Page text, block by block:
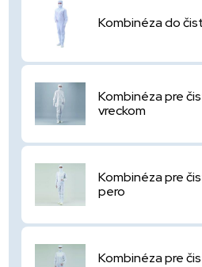
Kombinéza do
Kombinéza pre
vreckom
Kombinéza pre
pero
Kombinéza pre